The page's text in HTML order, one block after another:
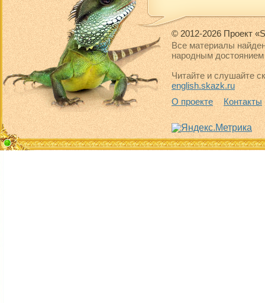
© 2012-2026 Проект
Все материалы
народным достоянием
Читайте и слушайте
english.skazk.ru
О проекте
Контакты